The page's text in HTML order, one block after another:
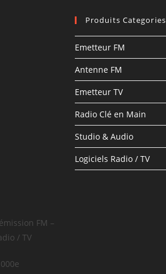
FM –
/ TV
Produits Categories
Emetteur FM
Antenne FM
Emetteur TV
Radio Clé en Main
Studio & Audio
Logiciels Radio / TV